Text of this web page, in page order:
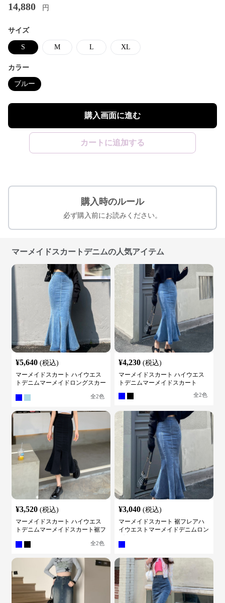
14,880 円
サイズ
S M L XL
カラー
ブルー
購入画面に進む
カートに追加する
購入時のルール
必ず購入前にお読みください。
マーメイドスカートデニムの人気アイテム
¥5,640 (税込)
マーメイドスカート ハイウエス
トデニムマーメイドロングスカー
全2色
¥4,230 (税込)
マーメイドスカート ハイウエス
トデニムマーメイドスカート
全2色
¥3,520 (税込)
マーメイドスカート ハイウエス
トデニムマーメイドスカート裾フ
全2色
¥3,040 (税込)
マーメイドスカート 裾フレアハ
イウエストマーメイドデニムロン